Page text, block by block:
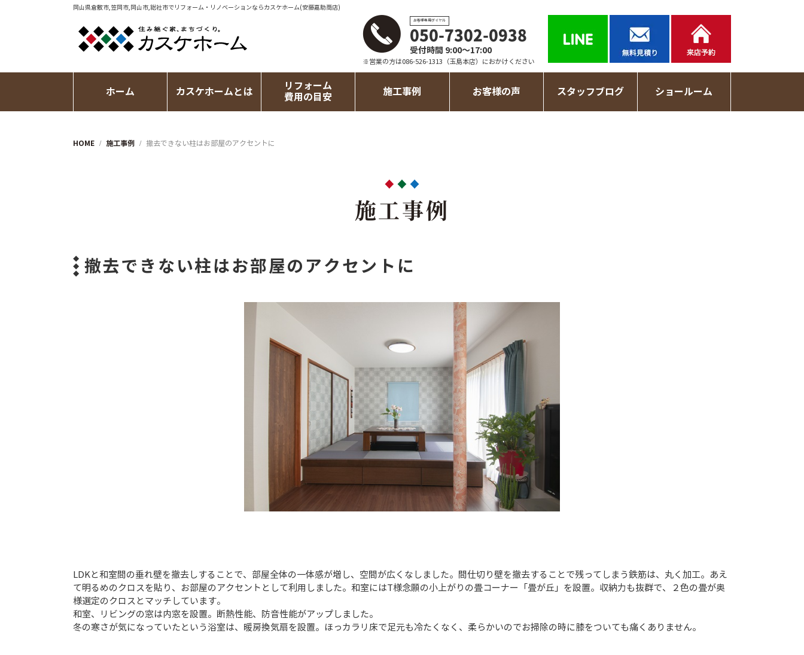
岡山県倉敷市,笠岡市,岡山市,総社市でリフォーム・リノベーションならカスケホーム(安藤嘉助商店)
お客様専用ダイヤル
050-7302-0938
受付時間 9:00～17:00
※営業の方は086-526-1313（玉島本店）におかけください
ホーム カスケホームとは
リフォーム
費用の目安
施工事例 お客様の声 スタッフブログ ショールーム
HOME 施工事例 撤去できない柱はお部屋のアクセントに
施工事例
撤去できない柱はお部屋のアクセントに
LDKと和室間の垂れ壁を撤去しすることで、部屋全体の一体感が増し、空間が広くなしました。間仕切り壁を撤去することで残ってしまう鉄筋は、丸く加工。あえ
て明るめのクロスを貼り、お部屋のアクセントとして利用しました。和室にはT様念願の小上がりの畳コーナー「畳が丘」を設置。収納力も抜群で、２色の畳が奥
様選定のクロスとマッチしています。
和室、リビングの窓は内窓を設置。断熱性能、防音性能がアップしました。
冬の寒さが気になっていたという浴室は、暖房換気扇を設置。ほっカラリ床で足元も冷たくなく、柔らかいのでお掃除の時に膝をついても痛くありません。